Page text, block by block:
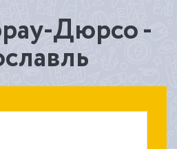
Дюрсо -